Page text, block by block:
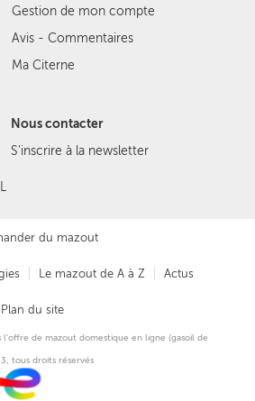
Gestion de mon compte
Avis - Commentaires
Ma Citerne
Nous contacter
S'inscrire à la newsletter
du mazout
Le mazout de A à Z Actus
Plan du site
l'offre de mazout domestique en ligne (gasoil de
tous droits réservés